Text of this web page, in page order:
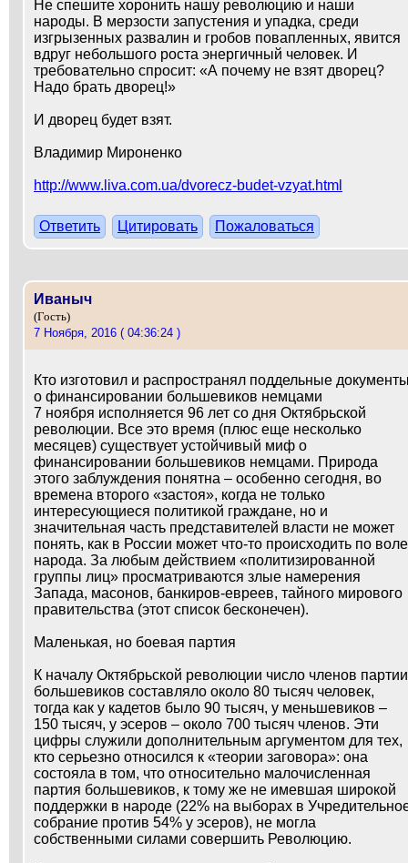
Не спешите хоронить нашу революцию и наши
народы. В мерзости запустения и упадка, среди
изгрызенных развалин и гробов повапленных, явится
вдруг небольшого роста энергичный человек. И
требовательно спросит: «А почему не взят дворец?
Надо брать дворец!»
И дворец будет взят.
Владимир Мироненко
http://www.liva.com.ua/dvorecz-budet-vzyat.html
Ответить Цитировать Пожаловаться
Иваныч
(Гость)
7 Ноября, 2016 ( 04:36:24 )
Кто изготовил и распространял поддельные
о финансировании большевиков немцами
7 ноября исполняется 96 лет со дня Октябрьской
революции. Все это время (плюс еще несколько
месяцев) существует устойчивый миф о
финансировании большевиков немцами. Природа
этого заблуждения понятна – особенно сегодня, во
времена второго «застоя», когда не только
интересующиеся политикой граждане, но и
значительная часть представителей власти не может
понять, как в России может что-то происходить по воле
народа. За любым действием «политизированной
группы лиц» просматриваются злые намерения
Запада, масонов, банкиров-евреев, тайного мирового
правительства (этот список бесконечен).
Маленькая, но боевая партия
К началу Октябрьской революции число членов партии
большевиков составляло около 80 тысяч человек,
тогда как у кадетов было 90 тысяч, у меньшевиков –
150 тысяч, у эсеров – около 700 тысяч членов. Эти
цифры служили дополнительным аргументом для тех,
кто серьезно относился к «теории заговора»: она
состояла в том, что относительно малочисленная
партия большевиков, к тому же не имевшая широкой
поддержки в народе (22% на выборах в
собрание против 54% у эсеров), не могла
собственными силами совершить Революцию.